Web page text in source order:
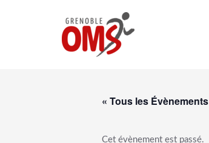
« Tous les Évènements
Cet évènement est passé.